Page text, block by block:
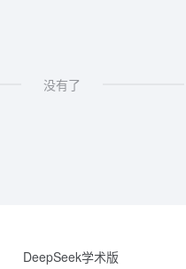
没有了
DeepSeek学术版